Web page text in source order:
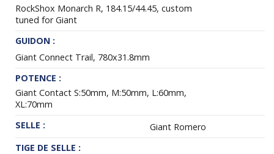
RockShox Monarch R, 184.15/44.45, custom
tuned for Giant
GUIDON :
Giant Connect Trail, 780x31.8mm
POTENCE :
Giant Contact S:50mm, M:50mm, L:60mm,
XL:70mm
SELLE :
Giant Romero
TIGE DE SELLE :